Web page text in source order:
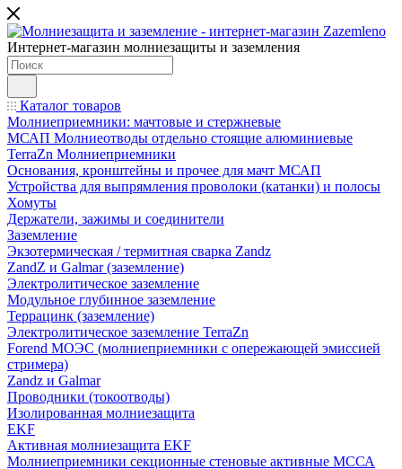
Интернет-магазин молниезащиты и заземления
Каталог товаров
Молниеприемники: мачтовые и стержневые
МСАП Молниеотводы отдельно стоящие алюминиевые
TerraZn Молниеприемники
Основания, кронштейны и прочее для мачт МСАП
Устройства для выпрямления проволоки (катанки) и полосы
Хомуты
Держатели, зажимы и соединители
Заземление
Экзотермическая / термитная сварка Zandz
ZandZ и Galmar (заземление)
Электролитическое заземление
Модульное глубинное заземление
Террацинк (заземление)
Электролитическое заземление TerraZn
Forend МОЭС (молниеприемники с опережающей эмиссией
стримера)
Zandz и Galmar
Проводники (токоотводы)
Изолированная молниезащита
EKF
Активная молниезащита EKF
Молниеприемники секционные стеновые активные МССА